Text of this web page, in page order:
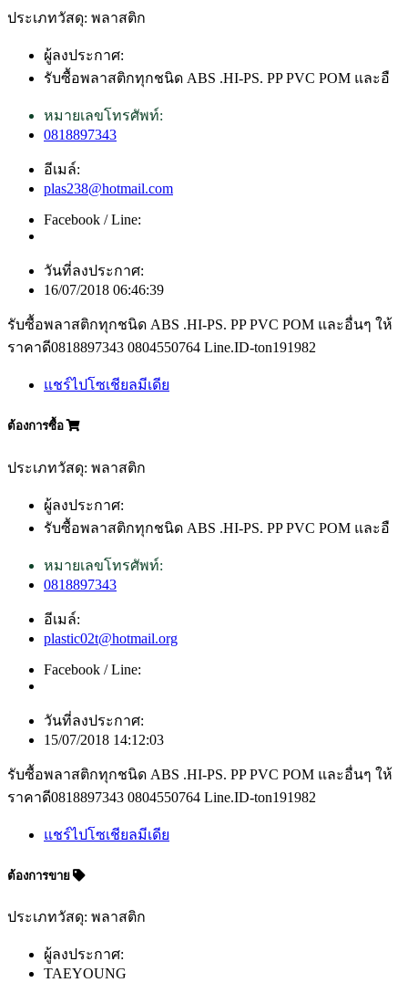
ประเภทวัสดุ: พลาสติก
ผู้ลงประกาศ:
รับซื้อพลาสติกทุกชนิด ABS .HI-PS. PP PVC POM และอื
หมายเลขโทรศัพท์:
0818897343
อีเมล์:
plas238@hotmail.com
Facebook / Line:
วันที่ลงประกาศ:
16/07/2018 06:46:39
รับซื้อพลาสติกทุกชนิด ABS .HI-PS. PP PVC POM และอื่นๆ ให้
ราคาดี0818897343 0804550764 Line.ID-ton191982
แชร์ไปโซเชียลมีเดีย
ต้องการซื้อ
ประเภทวัสดุ: พลาสติก
ผู้ลงประกาศ:
รับซื้อพลาสติกทุกชนิด ABS .HI-PS. PP PVC POM และอื
หมายเลขโทรศัพท์:
0818897343
อีเมล์:
plastic02t@hotmail.org
Facebook / Line:
วันที่ลงประกาศ:
15/07/2018 14:12:03
รับซื้อพลาสติกทุกชนิด ABS .HI-PS. PP PVC POM และอื่นๆ ให้
ราคาดี0818897343 0804550764 Line.ID-ton191982
แชร์ไปโซเชียลมีเดีย
ต้องการขาย
ประเภทวัสดุ: พลาสติก
ผู้ลงประกาศ:
TAEYOUNG